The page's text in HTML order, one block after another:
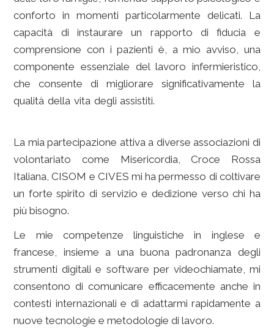
conforto in momenti particolarmente delicati. La
capacità di instaurare un rapporto di fiducia e
comprensione con i pazienti è, a mio avviso, una
componente essenziale del lavoro infermieristico,
che consente di migliorare significativamente la
qualità della vita degli assistiti.
La mia partecipazione attiva a diverse associazioni di
volontariato come Misericordia, Croce Rossa
Italiana, CISOM e CIVES mi ha permesso di coltivare
un forte spirito di servizio e dedizione verso chi ha
più bisogno.
Le mie competenze linguistiche in inglese e
francese, insieme a una buona padronanza degli
strumenti digitali e software per videochiamate, mi
consentono di comunicare efficacemente anche in
contesti internazionali e di adattarmi rapidamente a
nuove tecnologie e metodologie di lavoro.